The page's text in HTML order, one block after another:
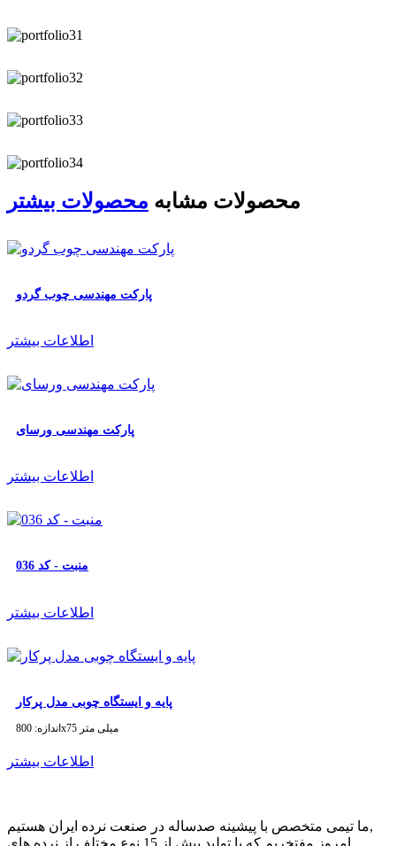
محصولات مشابه محصولات بیشتر
پارکت مهندسی چوب گردو
اطلاعات بیشتر
پارکت مهندسی ورسای
اطلاعات بیشتر
منبت - کد 036
اطلاعات بیشتر
پایه و ایستگاه چوبی مدل پرکار
اندازه: 800x75 میلی متر
اطلاعات بیشتر
ما تیمی متخصص با پیشینه صدساله در صنعت نرده ایران هستیم,
امروز مفتخریم که با تولید بیش از 15 نوع مختلف از نرده های